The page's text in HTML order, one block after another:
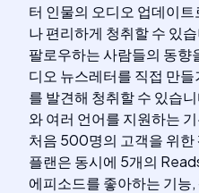
터 인물의 오디오 업데이
나 편리하게 청취할 수 있
팔로우하는 사람들의 동향
디오 뉴스레터를 직접 만
를 발견해 청취할 수 있습
와 여러 언어를 지원하는
처음 500명의 고객을 위
플랜은 동시에 5개의
에피소드를 좋아하는 기능